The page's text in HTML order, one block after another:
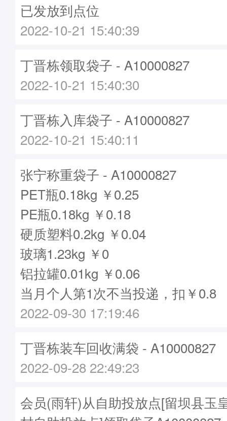
已发放到点位
2022-10-21 15:40:39
丁晋栋领取袋子 - A10000827
2022-10-21 15:40:30
丁晋栋入库袋子 - A10000827
2022-10-21 15:40:11
张宁称重袋子 - A10000827
PET瓶0.18kg ￥0.25
PE瓶0.18kg ￥0.18
硬质塑料0.2kg ￥0.04
玻璃1.23kg ￥0
铝拉罐0.01kg ￥0.06
当月个人第1次不当投递，扣￥0.8
2022-09-30 17:19:46
丁晋栋装车回收满袋 - A10000827
2022-09-28 22:49:23
会员(雨轩)从自助投放点[留坝县玉